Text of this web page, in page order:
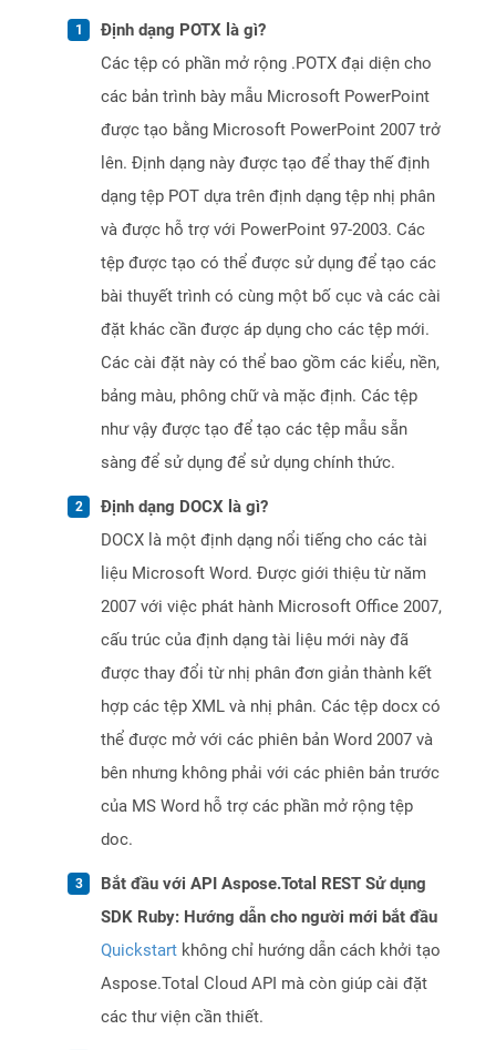
Định dạng POTX là gì?
Các tệp có phần mở rộng .POTX đại diện cho
các bản trình bày mẫu Microsoft PowerPoint
được tạo bằng Microsoft PowerPoint 2007 trở
lên. Định dạng này được tạo để thay thế định
dạng tệp POT dựa trên định dạng tệp nhị phân
và được hỗ trợ với PowerPoint 97-2003. Các
tệp được tạo có thể được sử dụng để tạo các
bài thuyết trình có cùng một bố cục và các cài
đặt khác cần được áp dụng cho các tệp mới.
Các cài đặt này có thể bao gồm các kiểu, nền,
bảng màu, phông chữ và mặc định. Các tệp
như vậy được tạo để tạo các tệp mẫu sẵn
sàng để sử dụng để sử dụng chính thức.
Định dạng DOCX là gì?
DOCX là một định dạng nổi tiếng cho các tài
liệu Microsoft Word. Được giới thiệu từ năm
2007 với việc phát hành Microsoft Office 2007,
cấu trúc của định dạng tài liệu mới này đã
được thay đổi từ nhị phân đơn giản thành kết
hợp các tệp XML và nhị phân. Các tệp docx có
thể được mở với các phiên bản Word 2007 và
bên nhưng không phải với các phiên bản trước
của MS Word hỗ trợ các phần mở rộng tệp
doc.
Bắt đầu với API Aspose.Total REST Sử dụng
SDK Ruby: Hướng dẫn cho người mới bắt đầu
Quickstart không chỉ hướng dẫn cách khởi tạo
Aspose.Total Cloud API mà còn giúp cài đặt
các thư viện cần thiết.